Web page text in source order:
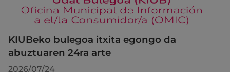
KIUBeko bulegoa itxita egongo da
abuztuaren 24ra arte
2026/07/24